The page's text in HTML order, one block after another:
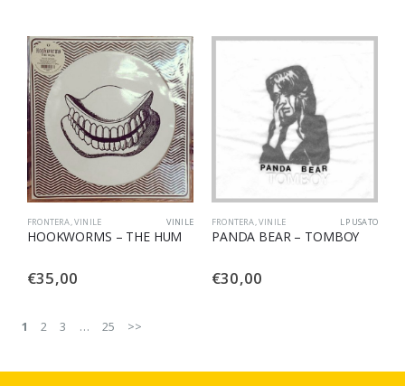
VINILE
FRONTERA,VINILE
HOOKWORMS – THE HUM
€35,00
LP USATO
FRONTERA,VINILE
PANDA BEAR – TOMBOY
€30,00
1 2 3 … 25 >>